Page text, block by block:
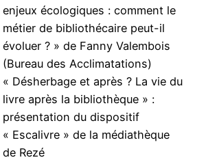
enjeux écologiques : comment le
métier de bibliothécaire peut-il
évoluer ? » de Fanny Valembois
(Bureau des Acclimatations)
« Désherbage et après ? La vie du
livre après la bibliothèque » :
présentation du dispositif
« Escalivre » de la médiathèque
de Rezé